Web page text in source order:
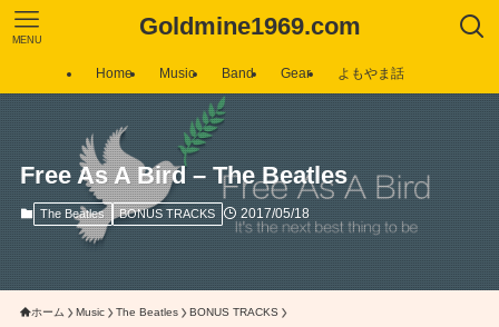
Goldmine1969.com
MENU
Home Music Band Gear よもやま話
Free As A Bird – The Beatles
The Beatles BONUS TRACKS 2017/05/18
ホーム Music The Beatles BONUS TRACKS